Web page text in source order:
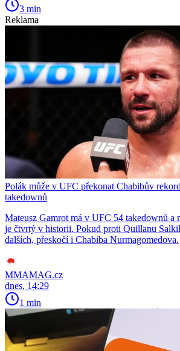
3 min
Reklama
Polák může v UFC překonat Chabibův
takedownů
Mateusz Gamrot má v UFC 54 takedownů a
je čtvrtý v historii. Pokud proti Quillanu
dalších, přeskočí i Chabiba Nurmagomedova.
MMAMAG.cz
dnes, 14:29
1 min